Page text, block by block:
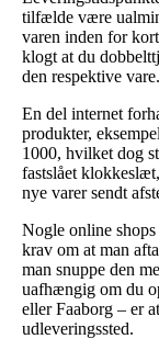
tilfælde være
varen inden for
klogt at du
den respektive vare.
En del internet
produkter,
1000, hvilket dog
fastslået
nye varer sendt
Nogle online
krav om at man
man snuppe den
uafhængig om du
eller Faaborg – er
udleveringssted.